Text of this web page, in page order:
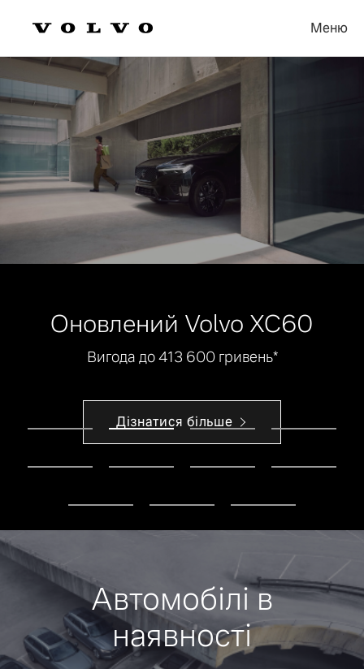
Меню
Оновлений Volvo XC60
Вигода до 413 600 гривень*
Дізнатися більше
Автомобілі в
наявності